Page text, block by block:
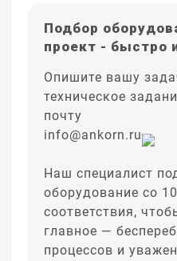
Подбор
проект - быстро
Опишите вашу
техническое
почту
info@ankorn.ru
Наш специалист
оборудование со
соответствия,
главное —
процессов и